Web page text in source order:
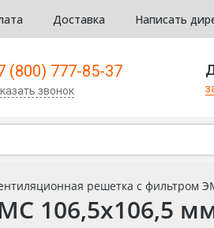
Доставка Написать
(800) 777-85-37
звонок
решетка с фильтром
106,5x106,5 мм,